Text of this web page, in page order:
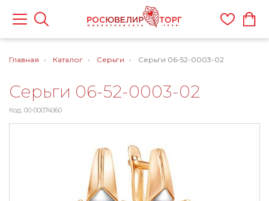
Главная Каталог Серьги Серьги 06-52-0003-02
Серьги 06-52-0003-02
Код: 00-00074060